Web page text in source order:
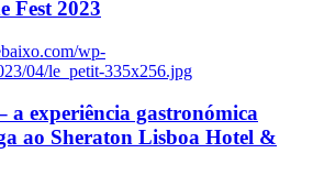
Fest 2023
wp-
04/le_petit-335x256.jpg
a experiência gastronómica
ao Sheraton Lisboa Hotel &